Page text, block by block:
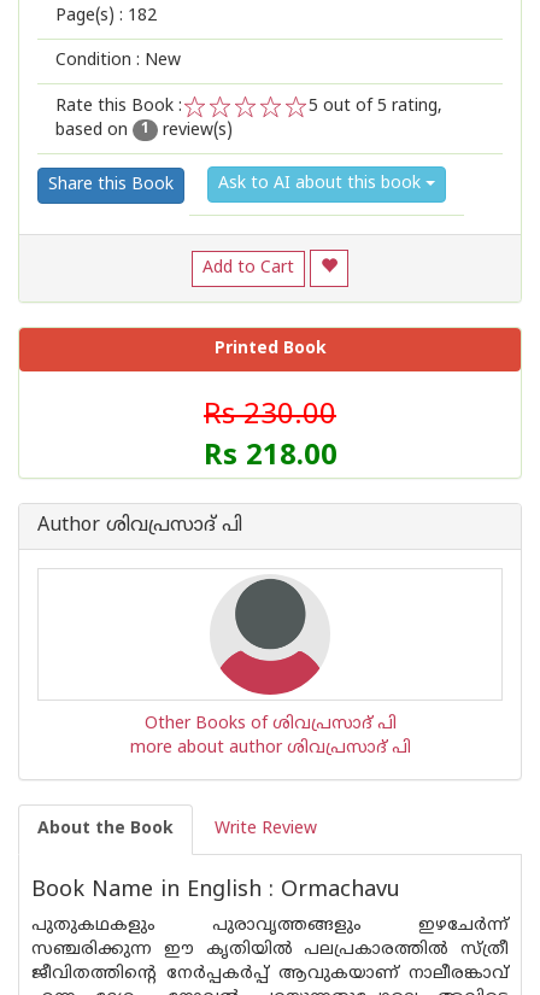
Page(s) : 182
Condition : New
Rate this Book :
2
1
5 out of 5 rating,
based on
1 review(s)
Share this Book Ask to AI about this book
Add to Cart
Printed Book
Rs 230.00
Rs 218.00
Author ശിവപ്രസാദ് പി
Other Books of ശിവപ്രസാദ് പി
more about author ശിവപ്രസാദ് പി
About the Book Write Review
Book Name in English : Ormachavu
പുതുകഥകളും പുരാവൃത്തങ്ങളും ഇഴചേർന്ന്
സഞ്ചരിക്കുന്ന ഈ കൃതിയിൽ പലപ്രകാരത്തിൽ സ്ത്രീ
ജീവിതത്തിന്റെ നേർപ്പകർപ്പ് ആവുകയാണ് നാലീരങ്കാവ്